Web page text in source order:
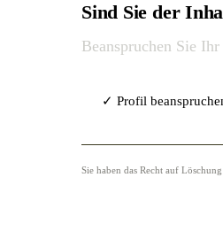
Sind Sie der
Beanspruchen Sie
✓ Profil
Sie haben das Recht auf